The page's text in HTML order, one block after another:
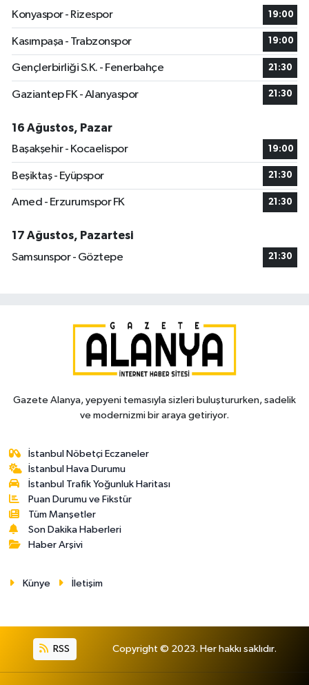
Konyaspor - Rizespor
19:00
Kasımpaşa - Trabzonspor 19:00
Gençlerbirliği S.K. - Fenerbahçe 21:30
Gaziantep FK - Alanyaspor 21:30
16 Ağustos, Pazar
Başakşehir - Kocaelispor
19:00
Beşiktaş - Eyüpspor 21:30
Amed - Erzurumspor FK 21:30
17 Ağustos, Pazartesi
Samsunspor - Göztepe
21:30
Gazete Alanya, yepyeni temasıyla sizleri buluştururken, sadelik
ve modernizmi bir araya getiriyor.
İstanbul Nöbetçi Eczaneler
İstanbul Hava Durumu
İstanbul Trafik Yoğunluk Haritası
Puan Durumu ve Fikstür
Tüm Manşetler
Son Dakika Haberleri
Haber Arşivi
Künye İletişim
RSS Copyright © 2023. Her hakkı saklıdır.